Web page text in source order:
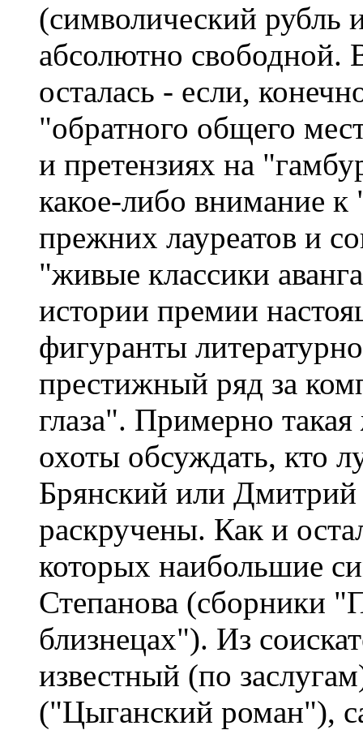
(символический рубль
абсолютно свободной.
осталась - если,
"обратного общего
и претензиях на
какое-либо внимание
прежних лауреатов и
"живые классики
истории премии
фигуранты
престижный ряд за
глаза". Примерно
охоты обсуждать,
Брянский или
раскручены. Как и
которых наибольшие
Степанова (сборники
близнецах"). Из
известный (по
("Цыганский роман"),